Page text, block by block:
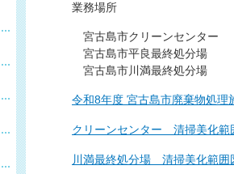
業務場所
宮古島市クリーンセンター
宮古島市平良最終処分場
宮古島市川満最終処分場
令和8年度 宮古島市廃棄物処理
クリーンセンター＿清掃美化範
川満最終処分場＿清掃美化範囲